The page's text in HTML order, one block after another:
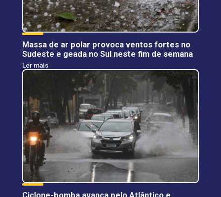
Massa de ar polar provoca ventos fortes no
Sudeste e geada no Sul neste fim de semana
Ler mais